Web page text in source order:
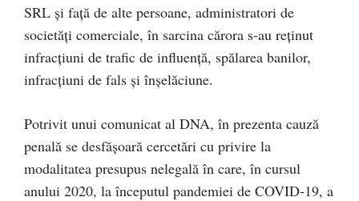
SRL şi faţă de alte persoane, administratori de
societăţi comerciale, în sarcina cărora s-au reţinut
infracţiuni de trafic de influenţă, spălarea banilor,
infracţiuni de fals şi înşelăciune.
Potrivit unui comunicat al DNA, în prezenta cauză
penală se desfăşoară cercetări cu privire la
modalitatea presupus nelegală în care, în cursul
anului 2020, la începutul pandemiei de COVID-19, a